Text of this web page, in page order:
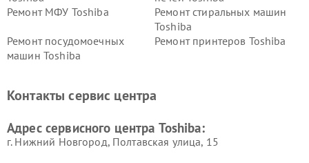
Ремонт МФУ Toshiba
Ремонт стиральных машин
Toshiba
Ремонт посудомоечных
машин Toshiba
Ремонт принтеров Toshiba
Контакты сервис центра
Адрес сервисного центра Toshiba:
г. Нижний Новгород, Полтавская улица, 15